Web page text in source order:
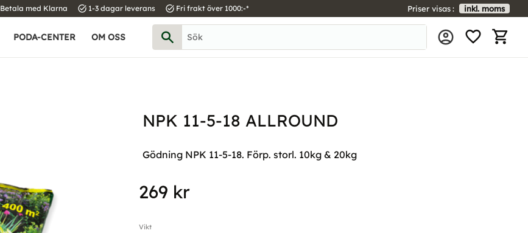
Betala med Klarna task_alt 1-3 dagar leverans task_alt Fri frakt över 1000:-* Priser visas inkl. moms
PODA-CENTER OM OSS
NPK 11-5-18 ALLROUND
Gödning NPK 11-5-18. Förp. storl. 10kg & 20kg
269 kr
Vikt